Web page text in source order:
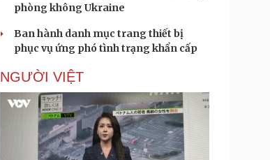
phòng không Ukraine
Ban hành danh mục trang thiết bị
phục vụ ứng phó tình trạng khẩn cấp
NGƯỜI VIỆT